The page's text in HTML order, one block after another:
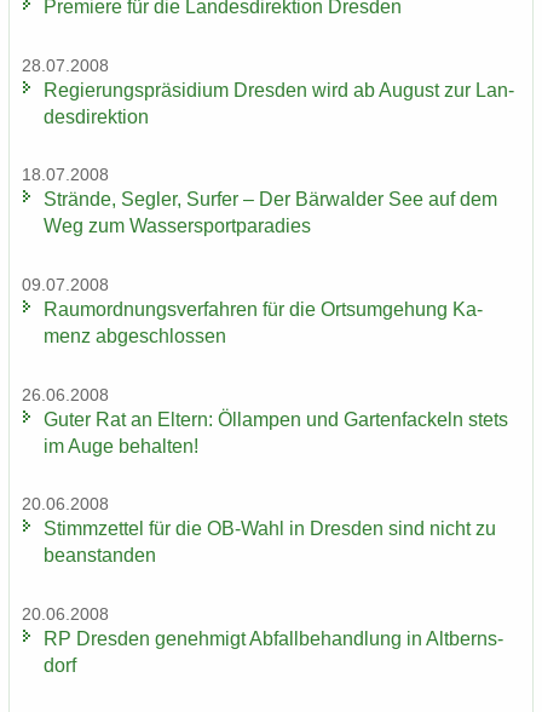
Pre­mie­re für die Lan­des­di­rek­ti­on Dres­den
28.07.2008
Re­gie­rungs­prä­si­di­um Dres­den wird ab Au­gust zur Lan­
des­di­rek­ti­on
18.07.2008
Strän­de, Seg­ler, Sur­fer – Der Bär­wal­der See auf dem
Weg zum Was­ser­sport­pa­ra­dies
09.07.2008
Raum­ord­nungs­ver­fah­ren für die Orts­um­ge­hung Ka­
menz ab­ge­schlos­sen
26.06.2008
Guter Rat an El­tern: Öl­lam­pen und Gar­ten­fa­ckeln stets
im Auge be­hal­ten!
20.06.2008
Stimm­zet­tel für die OB-​Wahl in Dres­den sind nicht zu
be­an­stan­den
20.06.2008
RP Dres­den ge­neh­migt Ab­fall­be­hand­lung in Alt­berns­
dorf